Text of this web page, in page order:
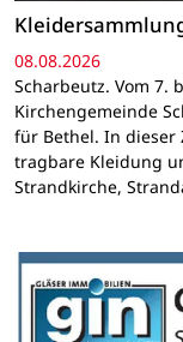
08.08.2026
Scharbeutz. Vom 7.
Kirchengemeinde
für Bethel. In dieser
tragbare Kleidung
Strandkirche,